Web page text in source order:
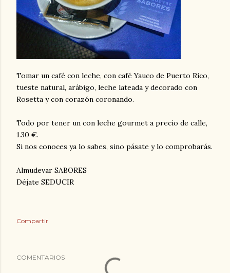
Tomar un café con leche, con café Yauco de Puerto Rico,
tueste natural, arábigo, leche lateada y decorado con
Rosetta y con corazón coronando.
Todo por tener un con leche gourmet a precio de calle,
1.30 €.
Si nos conoces ya lo sabes, sino pásate y lo comprobarás.
Almudevar SABORES
Déjate SEDUCIR
Compartir
COMENTARIOS